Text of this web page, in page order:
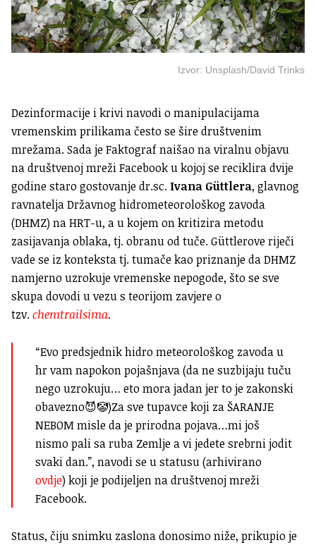
Izvor: Unsplash/David Trinks
Dezinformacije i krivi navodi o manipulacijama
vremenskim prilikama često se šire društvenim
mrežama. Sada je Faktograf naišao na viralnu objavu
na društvenoj mreži Facebook u kojoj se reciklira dvije
godine staro gostovanje dr.sc. Ivana Güttlera, glavnog
ravnatelja Državnog hidrometeorološkog zavoda
(DHMZ) na HRT-u, a u kojem on kritizira metodu
zasijavanja oblaka, tj. obranu od tuče. Güttlerove riječi
vade se iz konteksta tj. tumače kao priznanje da DHMZ
namjerno uzrokuje vremenske nepogode, što se sve
skupa dovodi u vezu s teorijom zavjere o
tzv.chemtrailsima.
“Evo predsjednik hidro meteorološkog zavoda u
hr vam napokon pojašnjava (da ne suzbijaju tuču
nego uzrokuju… eto mora jadan jer to je zakonski
obavezno😈🤡)Za sve tupavce koji za ŠARANJE
NEBOM misle da je prirodna pojava…mi još
nismo pali sa ruba Zemlje a vi jedete srebrni jodit
svaki dan.”, navodi se u statusu (arhivirano
ovdje) koji je podijeljen na društvenoj mreži
Facebook.
Status, čiju snimku zaslona donosimo niže, prikupio je